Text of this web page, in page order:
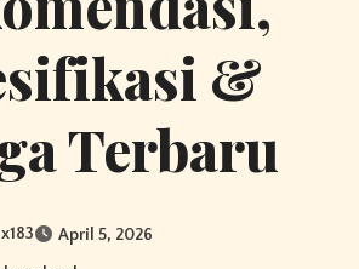
&
Terbaru
April 5, 2026